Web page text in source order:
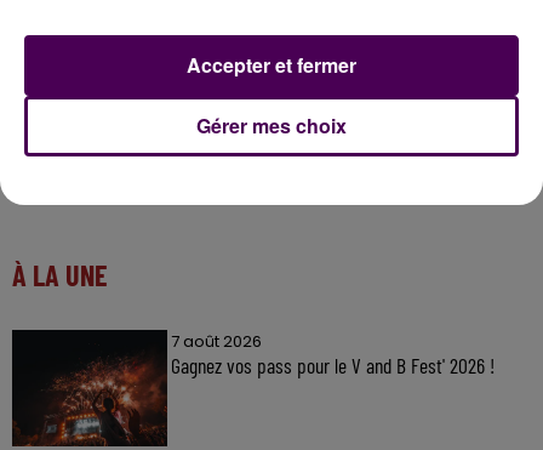
À LA UNE
7 août 2026
Gagnez vos pass pour le V and B Fest' 2026 !
Gérer mes choix
Accepter et fermer